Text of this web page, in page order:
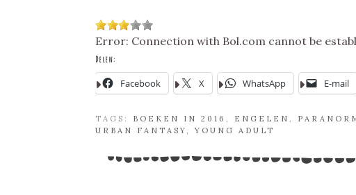
Error: Connection with Bol.com cannot be
Delen:
Facebook X WhatsApp E-mail
TAGS: BOEKEN IN 2016 , ENGELEN ,
URBAN FANTASY,YOUNG ADULT